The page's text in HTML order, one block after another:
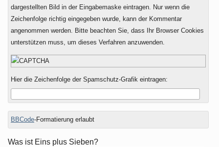
dargestellten Bild in der Eingabemaske eintragen. Nur wenn die
Zeichenfolge richtig eingegeben wurde, kann der Kommentar
angenommen werden. Bitte beachten Sie, dass Ihr Browser Cookies
unterstützen muss, um dieses Verfahren anzuwenden.
Hier die Zeichenfolge der Spamschutz-Grafik eintragen:
BBCode-Formatierung erlaubt
Was ist Eins plus Sieben?